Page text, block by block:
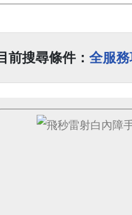
前搜尋條件： 全服務